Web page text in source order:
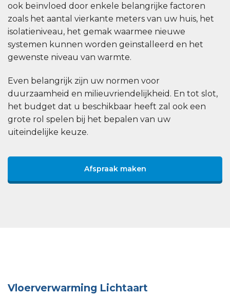
ook beïnvloed door enkele belangrijke factoren
zoals het aantal vierkante meters van uw huis, het
isolatieniveau, het gemak waarmee nieuwe
systemen kunnen worden geïnstalleerd en het
gewenste niveau van warmte.
Even belangrijk zijn uw normen voor
duurzaamheid en milieuvriendelijkheid. En tot slot,
het budget dat u beschikbaar heeft zal ook een
grote rol spelen bij het bepalen van uw
uiteindelijke keuze.
Afspraak maken
Vloerverwarming Lichtaart